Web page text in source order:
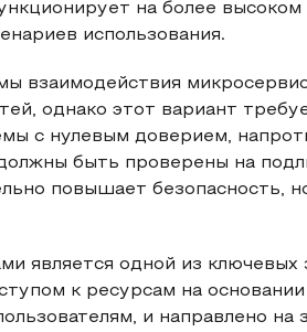
на более высоком
использования.
взаимодействия
однако этот вариант
с нулевым доверием,
быть проверены на
повышает безопасность,
является одной из ключевых
к ресурсам на основании
и направлено